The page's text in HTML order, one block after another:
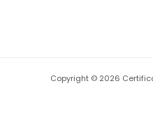
Copyright © 2026